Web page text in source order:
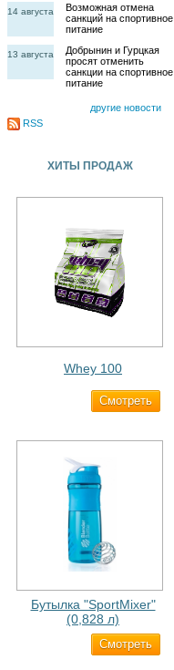
14 августа
Возможная отмена
санкций на спортивное
питание
13 августа
Добрынин и Гурцкая
просят отменить
санкции на спортивное
питание
другие новости
RSS
ХИТЫ ПРОДАЖ
Whey 100
Cмотреть
Бутылка "SportMixer"
(0,828 л)
Cмотреть